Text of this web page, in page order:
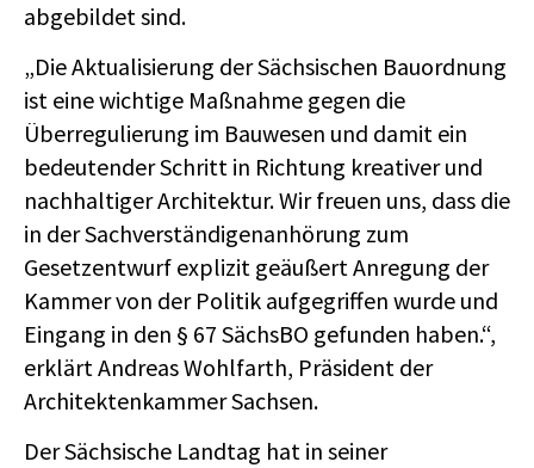
abgebildet sind.
„Die Aktualisierung der Sächsischen Bauordnung
ist eine wichtige Maßnahme gegen die
Überregulierung im Bauwesen und damit ein
bedeutender Schritt in Richtung kreativer und
nachhaltiger Architektur. Wir freuen uns, dass die
in der Sachverständigenanhörung zum
Gesetzentwurf explizit geäußert Anregung der
Kammer von der Politik aufgegriffen wurde und
Eingang in den § 67 SächsBO gefunden haben.“,
erklärt Andreas Wohlfarth, Präsident der
Architektenkammer Sachsen.
Der Sächsische Landtag hat in seiner